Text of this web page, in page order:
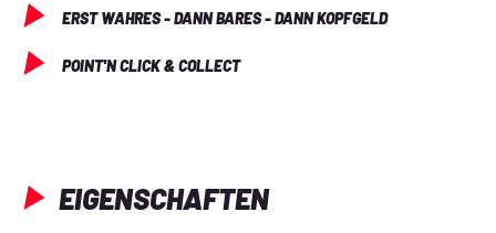
ERST WAHRES - DANN BARES - DANN KOPFGELD
POINT'N CLICK & COLLECT
EIGENSCHAFTEN